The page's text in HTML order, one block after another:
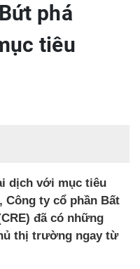
phá
tiêu
dịch với mục tiêu
Công ty cổ phần Bất
đã có những
thị trường ngay từ